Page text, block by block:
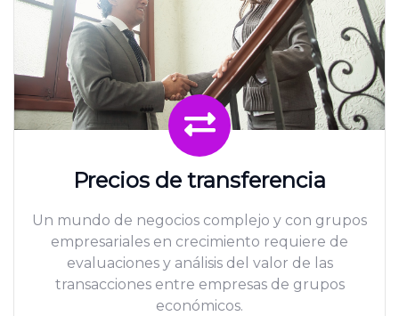
Precios de transferencia
Un mundo de negocios complejo y con grupos
empresariales en crecimiento requiere de
evaluaciones y análisis del valor de las
transacciones entre empresas de grupos
económicos.